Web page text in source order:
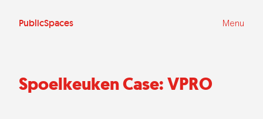
PublicSpaces Menu
Spoelkeuken Case: VPRO